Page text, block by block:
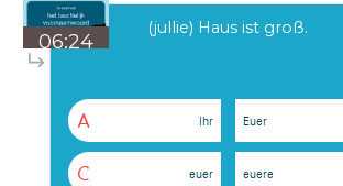
06:24
(jullie) Haus ist groß.
A Ihr Euer
C euer euere